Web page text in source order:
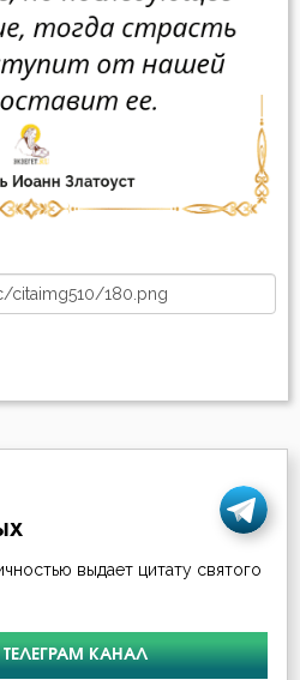
выдает цитату святого
ТЕЛЕГРАМ КАНАЛ